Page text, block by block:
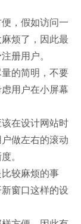
，假如访问一
烦了，因此最
册用户。
的简明，不要
用户在小屏幕
在设计网站时
做左右的滚动
。
较麻烦的事
窗口这样的设